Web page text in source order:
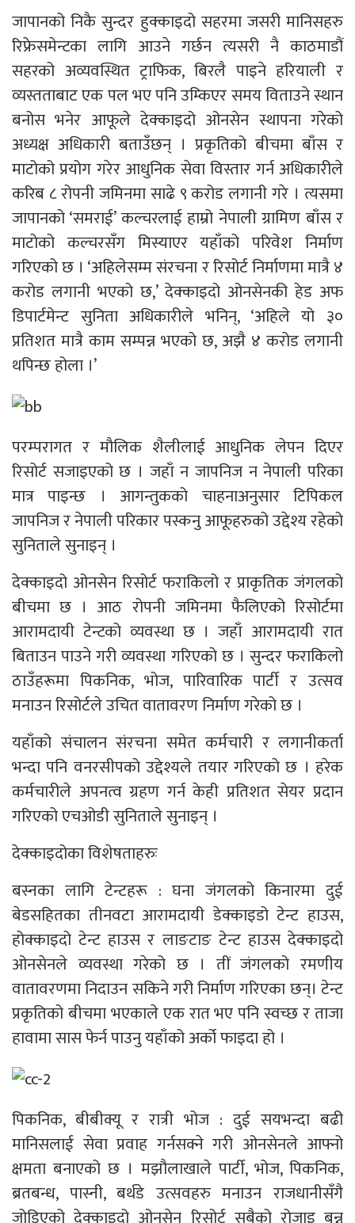
जापानको निकै सुन्दर हुक्काइदो सहरमा जसरी मानिसहरु
रिफ्रेसमेन्टका लागि आउने गर्छन त्यसरी नै काठमाडौं
सहरको अव्यवस्थित ट्राफिक, बिरलै पाइने हरियाली र
व्यस्तताबाट एक पल भए पनि उम्किएर समय विताउने स्थान
बनोस भनेर आफूले देक्काइदो ओनसेन स्थापना गरेको
अध्यक्ष अधिकारी बताउँछन् । प्रकृतिको बीचमा बाँस र
माटोको प्रयोग गरेर आधुनिक सेवा विस्तार गर्न अधिकारीले
करिब ८ रोपनी जमिनमा साढे ९ करोड लगानी गरे । त्यसमा
जापानको ‘समराई’ कल्चरलाई हाम्रो नेपाली ग्रामिण बाँस र
माटोको कल्चरसँग मिस्याएर यहाँको परिवेश निर्माण
गरिएको छ । ‘अहिलेसम्म संरचना र रिसोर्ट निर्माणमा मात्रै ४
करोड लगानी भएको छ,’ देक्काइदो ओनसेनकी हेड अफ
डिपार्टमेन्ट सुनिता अधिकारीले भनिन्, ‘अहिले यो ३०
प्रतिशत मात्रै काम सम्पन्न भएको छ, अझै ४ करोड लगानी
थपिन्छ होला ।’
परम्परागत र मौलिक शैलीलाई आधुनिक लेपन दिएर
रिसोर्ट सजाइएको छ । जहाँ न जापनिज न नेपाली परिका
मात्र पाइन्छ । आगन्तुकको चाहनाअनुसार टिपिकल
जापनिज र नेपाली परिकार पस्कनु आफूहरुको उद्देश्य रहेको
सुनिताले सुनाइन् ।
देक्काइदो ओनसेन रिसोर्ट फराकिलो र प्राकृतिक जंगलको
बीचमा छ । आठ रोपनी जमिनमा फैलिएको रिसोर्टमा
आरामदायी टेन्टको व्यवस्था छ । जहाँ आरामदायी रात
बिताउन पाउने गरी व्यवस्था गरिएको छ । सुन्दर फराकिलो
ठाउँहरूमा पिकनिक, भोज, पारिवारिक पार्टी र उत्सव
मनाउन रिसोर्टले उचित वातावरण निर्माण गरेको छ ।
यहाँको संचालन संरचना समेत कर्मचारी र लगानीकर्ता
भन्दा पनि वनरसीपको उद्देश्यले तयार गरिएको छ । हरेक
कर्मचारीले अपनत्व ग्रहण गर्न केही प्रतिशत सेयर प्रदान
गरिएको एचओडी सुनिताले सुनाइन् ।
देक्काइदोका विशेषताहरुः
बस्नका लागि टेन्टहरू : घना जंगलको किनारमा दुई
बेडसहितका तीनवटा आरामदायी डेक्काइडो टेन्ट हाउस,
होक्काइदो टेन्ट हाउस र लाङटाङ टेन्ट हाउस देक्काइदो
ओनसेनले व्यवस्था गरेको छ । तीं जंगलको रमणीय
वातावरणमा निदाउन सकिने गरी निर्माण गरिएका छन्। टेन्ट
प्रकृतिको बीचमा भएकाले एक रात भए पनि स्वच्छ र ताजा
हावामा सास फेर्न पाउनु यहाँको अर्को फाइदा हो ।
पिकनिक, बीबीक्यू र रात्री भोज : दुई सयभन्दा बढी
मानिसलाई सेवा प्रवाह गर्नसक्ने गरी ओनसेनले आफ्नो
क्षमता बनाएको छ । मझौलाखाले पार्टी, भोज, पिकनिक,
ब्रतबन्ध, पास्नी, बर्थडे उत्सवहरु मनाउन राजधानीसँगै